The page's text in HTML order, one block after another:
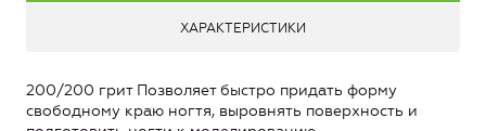
ХАРАКТЕРИСТИКИ
200/200 грит Позволяет быстро придать форму
свободному краю ногтя, выровнять поверхность и